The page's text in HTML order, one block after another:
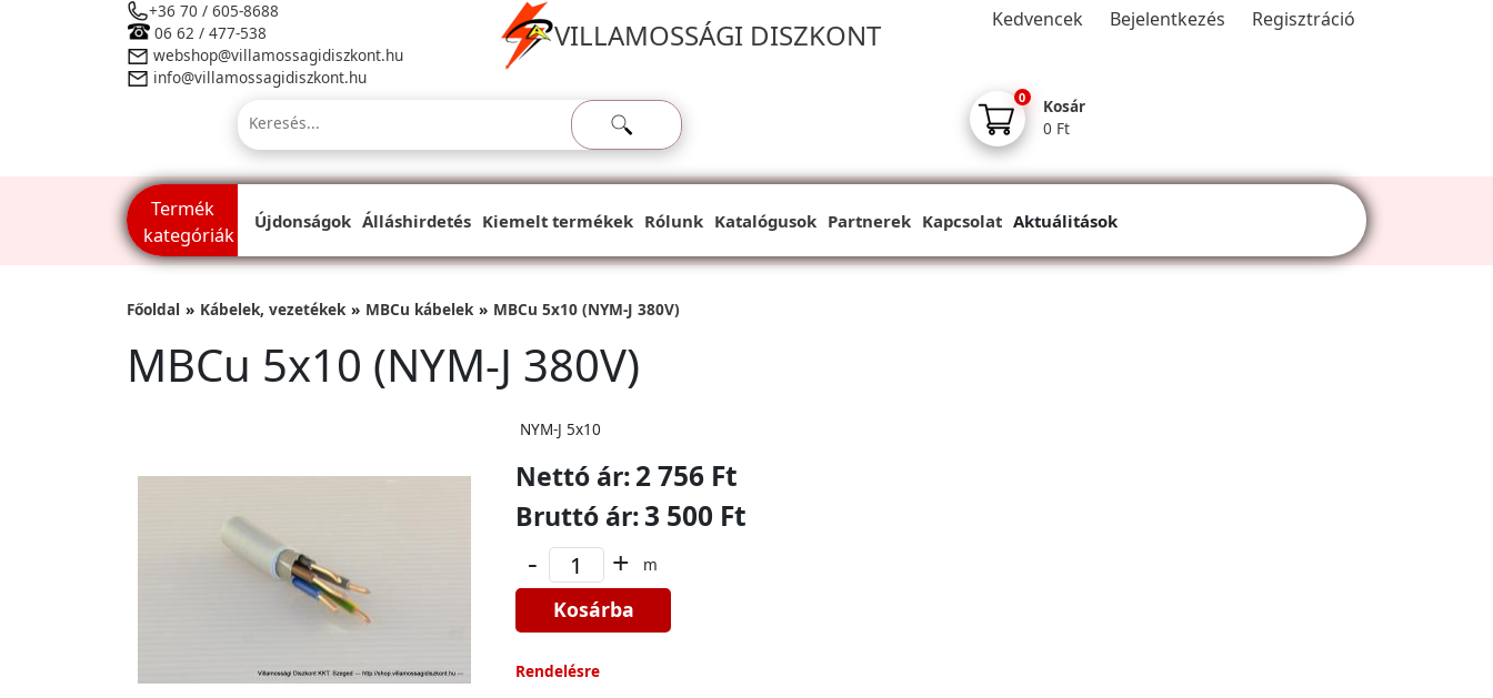
+36 70 / 605-8688
06 62 / 477-538
webshop@villamossagidiszkont.hu
info@villamossagidiszkont.hu
VILLAMOSSÁGI DISZKONT Kedvencek Bejelentkezés Regisztráció
0
Kosár
0 Ft
Termék
kategóriák
Újdonságok Álláshirdetés Kiemelt termékek Rólunk Katalógusok Partnerek Kapcsolat Aktuálitások
Főoldal Kábelek, vezetékek MBCu kábelek MBCu 5x10 (NYM-J 380V)
MBCu 5x10 (NYM-J 380V)
NYM-J 5x10
Nettó ár:2 756 Ft
Bruttó ár:3 500 Ft
- + m
Kosárba
Rendelésre